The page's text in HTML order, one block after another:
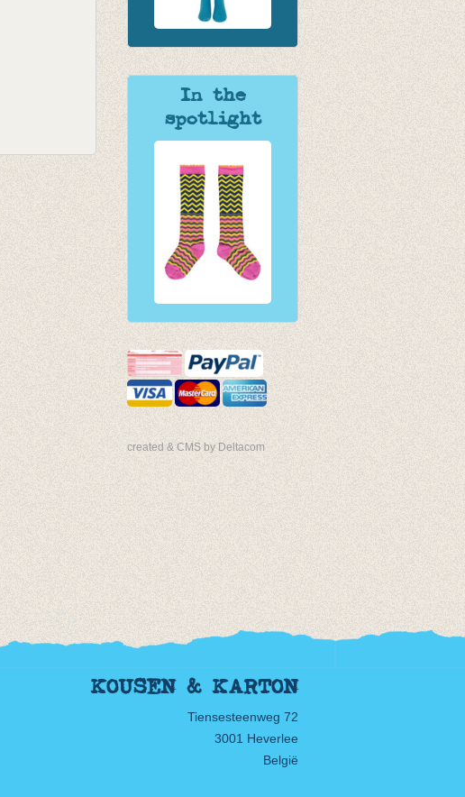
In the
spotlight
created & CMS by Deltacom
KOUSEN & KARTON
Tiensesteenweg 72
3001 Heverlee
België